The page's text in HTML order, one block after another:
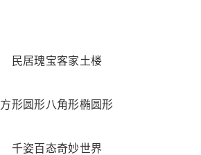
民居瑰宝客家土楼
方形圆形八角形椭圆形
千姿百态奇妙世界